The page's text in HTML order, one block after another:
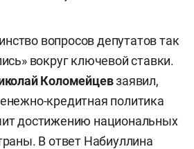
вопросов депутатов так
вокруг ключевой ставки.
Коломейцевзаявил,
кредитная политика
достижению национальных
В ответ Набиуллина